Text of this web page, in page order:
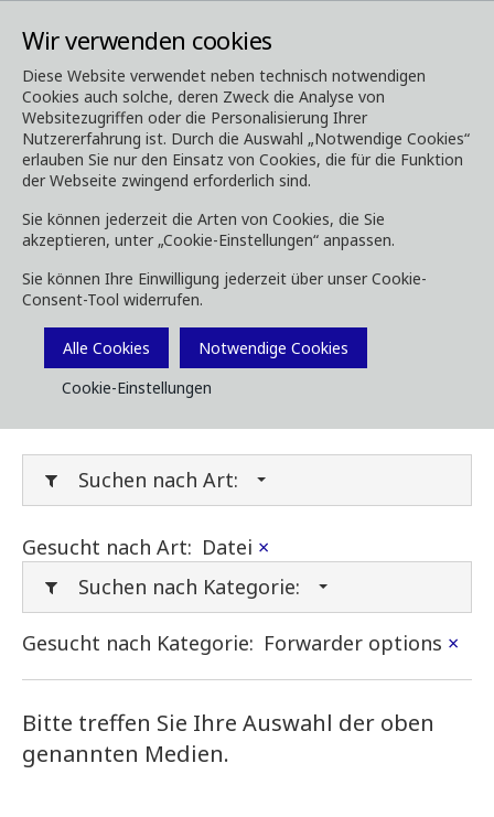
Wir verwenden cookies
Diese Website verwendet neben technisch notwendigen
Cookies auch solche, deren Zweck die Analyse von
Websitezugriffen oder die Personalisierung Ihrer
Nutzererfahrung ist. Durch die Auswahl „Notwendige Cookies“
erlauben Sie nur den Einsatz von Cookies, die für die Funktion
der Webseite zwingend erforderlich sind.
Sie können jederzeit die Arten von Cookies, die Sie
akzeptieren, unter „Cookie-Einstellungen“ anpassen.
Sie können Ihre Einwilligung jederzeit über unser Cookie-
Consent-Tool widerrufen.
Alle Cookies
Notwendige Cookies
Cookie-Einstellungen
Media Downloads
Downloads
Laden Sie Broschüren, Bilder, Videos,
Kundenmagazine und andere Medien herunter.
Sie können dies nach Typ oder Kategorie unten
Filtern.
Filter Media
Suchen nach Art:
Gesucht nach Art: Datei ×
Suchen nach Kategorie:
Gesucht nach Kategorie: Forwarder options ×
Bitte treffen Sie Ihre Auswahl der oben
genannten Medien.